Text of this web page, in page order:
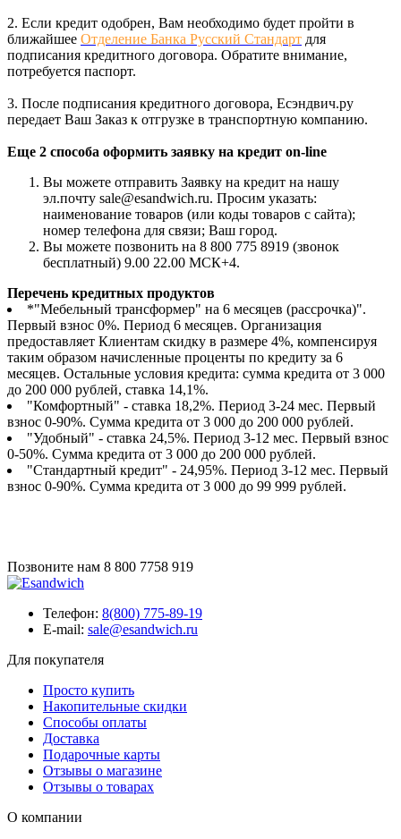
2. Если кредит одобрен, Вам необходимо будет пройти в
ближайшее Отделение Банка Русский Стандарт для
подписания кредитного договора. Обратите внимание,
потребуется паспорт.
3. После подписания кредитного договора, Есэндвич.ру
передает Ваш Заказ к отгрузке в транспортную компанию.
Еще 2 способа оформить заявку на кредит on-line
Вы можете отправить Заявку на кредит на нашу
эл.почту sale@esandwich.ru. Просим указать:
наименование товаров (или коды товаров с сайта);
номер телефона для связи; Ваш город.
Вы можете позвонить на 8 800 775 8919 (звонок
бесплатный) 9.00 22.00 МСК+4.
Перечень кредитных продуктов
*"Мебельный трансформер" на 6 месяцев (рассрочка)".
Первый взнос 0%. Период 6 месяцев. Организация
предоставляет Клиентам скидку в размере 4%, компенсируя
таким образом начисленные проценты по кредиту за 6
месяцев. Остальные условия кредита: сумма кредита от 3 000
до 200 000 рублей, ставка 14,1%.
"Комфортный" - ставка 18,2%. Период 3-24 мес. Первый
взнос 0-90%. Сумма кредита от 3 000 до 200 000 рублей.
"Удобный" - ставка 24,5%. Период 3-12 мес. Первый взнос
0-50%. Сумма кредита от 3 000 до 200 000 рублей.
"Стандартный кредит" - 24,95%. Период 3-12 мес. Первый
взнос 0-90%. Сумма кредита от 3 000 до 99 999 рублей.
Позвоните нам 8 800 7758 919
Телефон: 8(800) 775-89-19
E-mail: sale@esandwich.ru
Для покупателя
Просто купить
Накопительные скидки
Способы оплаты
Доставка
Подарочные карты
Отзывы о магазине
Отзывы о товарах
О компании